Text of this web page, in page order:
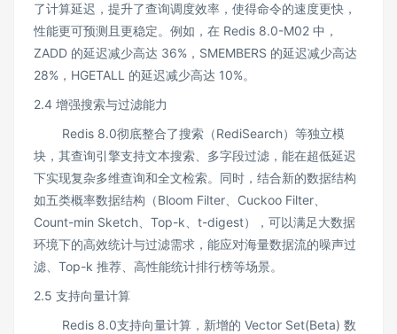
了计算延迟，提升了查询调度效率，使得命令的速度更快，
性能更可预测且更稳定。例如，在 Redis 8.0-M02 中，
ZADD 的延迟减少高达 36%，SMEMBERS 的延迟减少高达
28%，HGETALL 的延迟减少高达 10%。
2.4 增强搜索与过滤能力
Redis 8.0彻底整合了搜索（RediSearch）等独立模
块，其查询引擎支持文本搜索、多字段过滤，能在超低延迟
下实现复杂多维查询和全文检索。同时，结合新的数据结构
如五类概率数据结构（Bloom Filter、Cuckoo Filter、
Count-min Sketch、Top-k、t-digest），可以满足大数据
环境下的高效统计与过滤需求，能应对海量数据流的噪声过
滤、Top-k 推荐、高性能统计排行榜等场景。
2.5 支持向量计算
Redis 8.0支持向量计算，新增的 Vector Set(Beta) 数